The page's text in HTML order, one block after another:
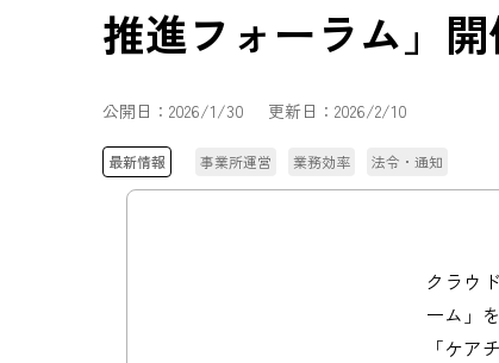
推進フォーラム」
公開日： 2026/1/30 更新日： 2026/2/10
最新情報 事業所運営 業務効率 法令・通知
クラウ
ーム」
「ケア